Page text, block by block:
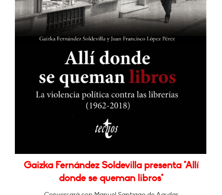
Gaizka Fernández Soldevilla presenta "Allí
donde se queman libros"